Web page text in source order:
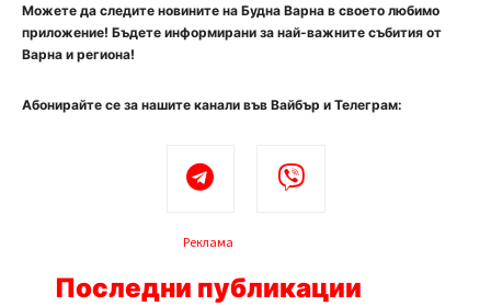
Можете да следите новините на Будна Варна в своето любимо
приложение! Бъдете информирани за най-важните събития от
Варна и региона!
Абонирайте се за нашите канали във Вайбър и Телеграм:
Реклама
Последни публикации